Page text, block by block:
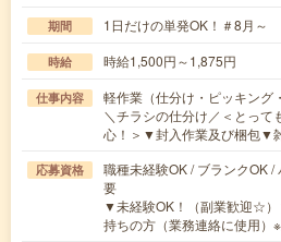
期間 1日だけの単発OK！＃8月～
時給 時給1,500円～1,875円
仕事内容
軽作業（仕分け・ピッキング
＼チラシの仕分け／＜とって
心！＞▼封入作業及び梱包▼
応募資格
職種未経験OK / ブランクOK
要
▼未経験OK！（副業歓迎☆
持ちの方（業務連絡に使用